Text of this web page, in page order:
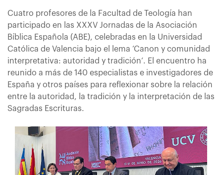
Cuatro profesores de la Facultad de Teología han
participado en las XXXV Jornadas de la Asociación
Bíblica Española (ABE), celebradas en la Universidad
Católica de Valencia bajo el lema ‘Canon y comunidad
interpretativa: autoridad y tradición’. El encuentro ha
reunido a más de 140 especialistas e investigadores de
España y otros países para reflexionar sobre la relación
entre la autoridad, la tradición y la interpretación de las
Sagradas Escrituras.